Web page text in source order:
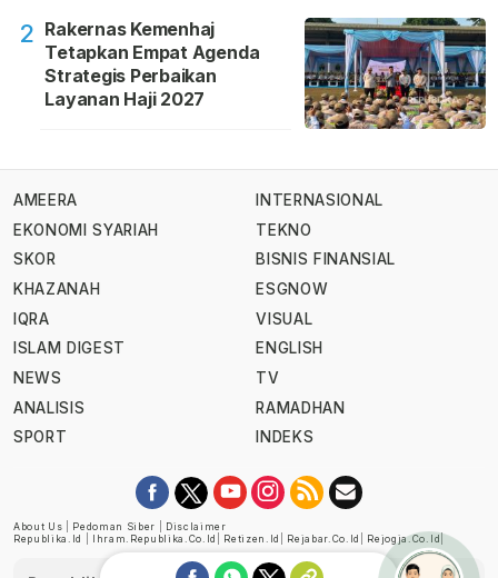
2 Rakernas Kemenhaj
Tetapkan Empat Agenda
Strategis Perbaikan
Layanan Haji 2027
AMEERA
EKONOMI SYARIAH
SKOR
KHAZANAH
IQRA
ISLAM DIGEST
NEWS
ANALISIS
SPORT
INTERNASIONAL
TEKNO
BISNIS FINANSIAL
ESGNOW
VISUAL
ENGLISH
TV
RAMADHAN
INDEKS
About Us Pedoman Siber
Disclaimer
Republika.id
Ihram.republika.co.id Retizen.id Rejabar.co.id Rejogja.co.id